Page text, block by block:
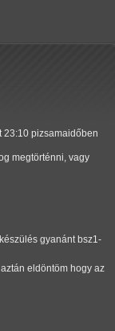
23:10 pizsamaidőben
megtörténni, vagy
gyanánt bsz1-
eldöntöm hogy az